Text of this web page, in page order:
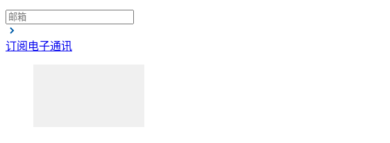
订阅电子通讯